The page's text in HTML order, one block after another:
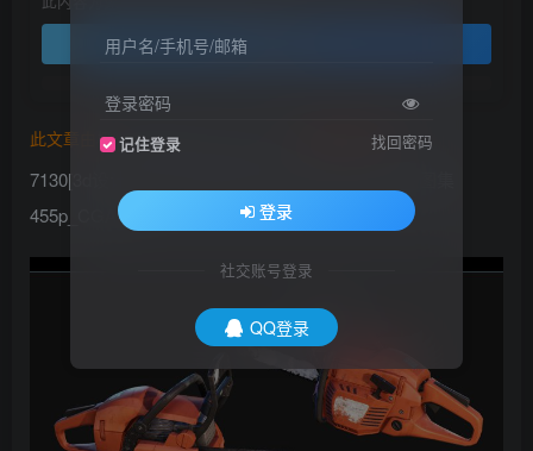
登录查看
此文章由 橙光艺术网(www.cgart.net) 收集整理发布
7130[3d设计] 幽浮2武器角色场景概念设定3D模型图集
455p_CGART
用户名/手机号/邮箱
登录密码
记住登录 找回密码
登录
社交账号登录
QQ登录